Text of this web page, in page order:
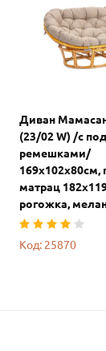
Диван
(23/02 W) /с
ремешками/
169х102х80см,
матрац
рогожка,
Код: 25870